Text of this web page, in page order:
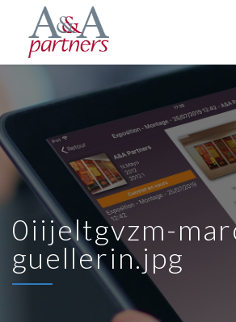
0iijeltgvzm-
guellerin.jpg